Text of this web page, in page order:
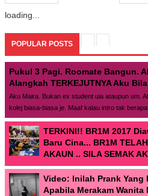
loading...
POPULAR POSTS
Pukul 3 Pagi. Roomate Bangun.
Alangkah TERKEJUTNYA Aku
Aku Maira. Bukan ex student uia ataupun um.
kolej biasa-biasa je. Maaf kalau intro tak berapa
TERKINI!! BR1M 2017
Baru Cina... BR1M
AKAUN .. SILA SEMAK
Video: Inilah Prank Yang
Apabila Merakam